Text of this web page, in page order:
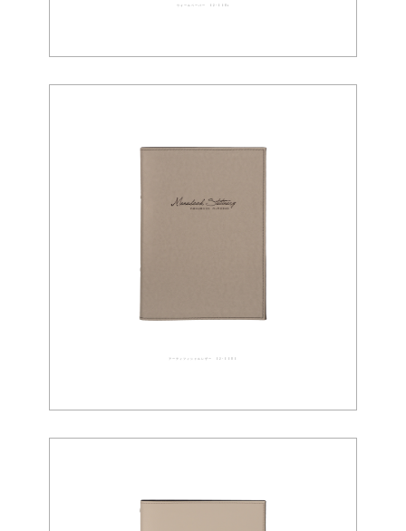
ウォールペーパー 02-0081
アーティフィシャルレザー 02-0080